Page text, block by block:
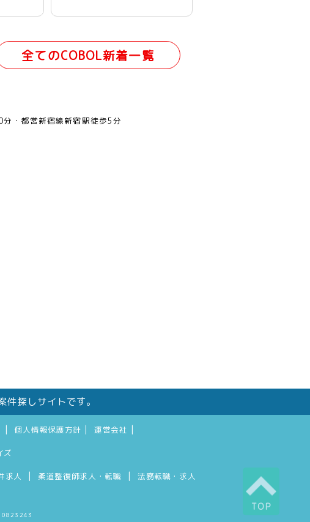
全てのCOBOL新着一覧
分
都営新宿線新宿駅徒歩5分
探しサイトです。
TOP
個人情報保護方針 運営会社
ズ
求人 柔道整復師求人・転職 法務転職・求人